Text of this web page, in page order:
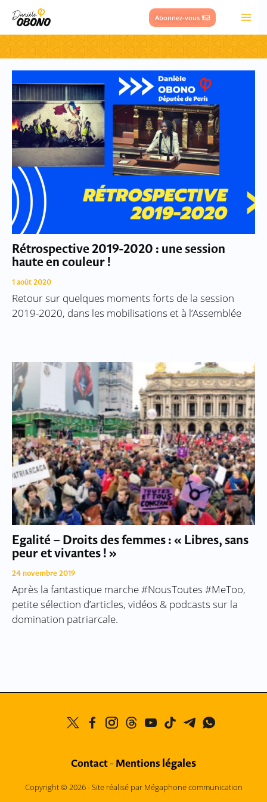
contenu
Abonnez-vous !
Rétrospective 2019-2020 : une session
haute en couleur !
1 août 2020
Retour sur quelques moments forts de la session
2019-2020, dans les mobilisations et à l’Assemblée
Egalité – Droits des femmes : « Libres, sans
peur et vivantes ! »
24 novembre 2019
Après la fantastique marche #NousToutes #MeToo,
petite sélection d’articles, vidéos & podcasts sur la
domination patriarcale.
Contact - Mentions légales
Copyright © 2026 -Site réalisé par Mégaphone communication